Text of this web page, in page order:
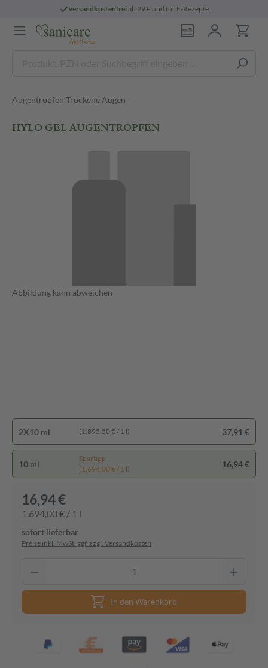
versandkostenfreiab 29 € und für E-Rezepte
Augentropfen Trockene Augen
HYLO GEL AUGENTROPFEN
Abbildung kann abweichen
2X10 ml (1.895,50 € / 1 l) 37,91 €
10 ml
Spartipp
(1.694,00 € / 1 l)
16,94 €
16,94 €
1.694,00 € / 1 l
sofort lieferbar
Preise inkl. MwSt. ggf. zzgl. Versandkosten
In den Warenkorb